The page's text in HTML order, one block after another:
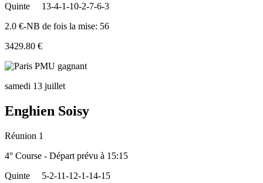
Quinte
13-4-1-10-2-7-6-3
2.0 €-NB de fois la mise: 56
3429.80 €
samedi 13 juillet
Enghien Soisy
Réunion 1
4° Course - Départ prévu à 15:15
Quinte
5-2-11-12-1-14-15